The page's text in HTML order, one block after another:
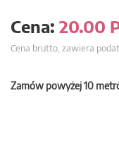
Cena: 20.00
Cena brutto, zawiera
Zamów powyżej 10